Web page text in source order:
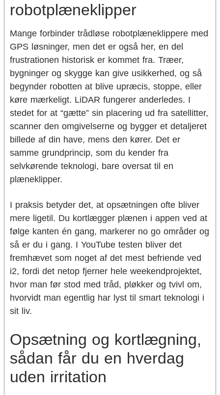
robotplæneklipper
Mange forbinder trådløse robotplæneklippere med
GPS løsninger, men det er også her, en del
frustrationen historisk er kommet fra. Træer,
bygninger og skygge kan give usikkerhed, og så
begynder robotten at blive upræcis, stoppe, eller
køre mærkeligt. LiDAR fungerer anderledes. I
stedet for at “gætte” sin placering ud fra satellitter,
scanner den omgivelserne og bygger et detaljeret
billede af din have, mens den kører. Det er
samme grundprincip, som du kender fra
selvkørende teknologi, bare oversat til en
plæneklipper.
I praksis betyder det, at opsætningen ofte bliver
mere ligetil. Du kortlægger plænen i appen ved at
følge kanten én gang, markerer no go områder og
så er du i gang. I YouTube testen bliver det
fremhævet som noget af det mest befriende ved
i2, fordi det netop fjerner hele weekendprojektet,
hvor man før stod med tråd, pløkker og tvivl om,
hvorvidt man egentlig har lyst til smart teknologi i
sit liv.
Opsætning og kortlægning,
sådan får du en hverdag
uden irritation